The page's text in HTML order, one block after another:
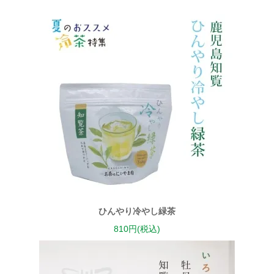
ひんやり冷やし緑茶
810円(税込)